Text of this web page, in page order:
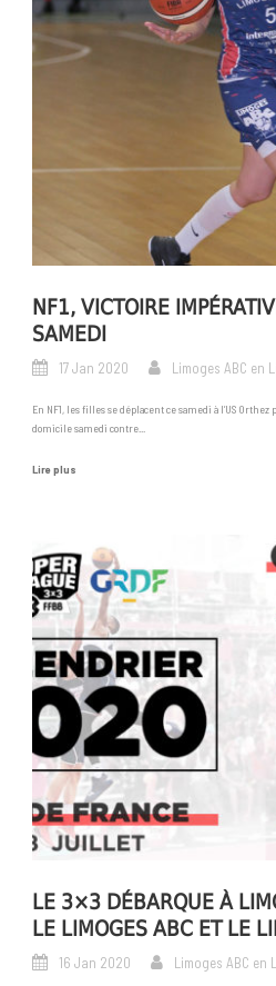
NF1, VICTOIRE
SAMEDI
17 Jan 2020 Limoges ABC en
En NF1, les filles se déplacent ce samedi à l’US
domicile samedi contre...
Lire plus
LE 3×3 DÉBARQUE À
LE LIMOGES ABC ET LE
16 Jan 2020 Limoges ABC en